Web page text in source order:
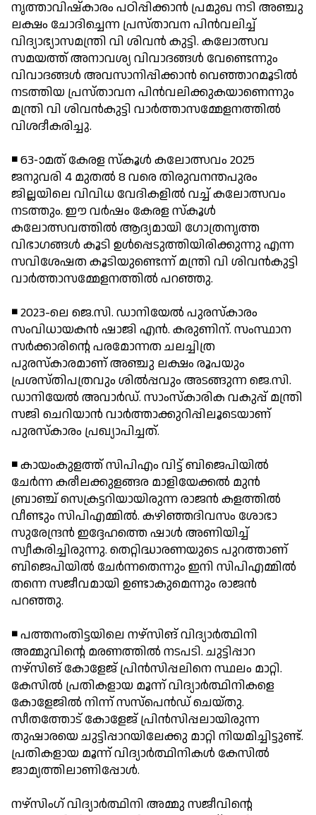
നൃത്താവിഷ്‌കാരം പഠിപ്പിക്കാന്‍ പ്രമുഖ നടി അഞ്ചു
ലക്ഷം ചോദിച്ചെന്ന പ്രസ്താവന പിന്‍വലിച്ച്
വിദ്യാഭ്യാസമന്ത്രി വി ശിവന്‍ കുട്ടി. കലോത്സവ
സമയത്ത് അനാവശ്യ വിവാദങ്ങള്‍ വേണ്ടെന്നും
വിവാദങ്ങള്‍ അവസാനിപ്പിക്കാന്‍ വെഞ്ഞാറമൂടില്‍
നടത്തിയ പ്രസ്താവന പിന്‍വലിക്കുകയാണെന്നും
മന്ത്രി വി ശിവന്‍കുട്ടി വാര്‍ത്താസമ്മേളനത്തില്‍
വിശദീകരിച്ചു.
◾ 63-ാമത് കേരള സ്‌കൂള്‍ കലോത്സവം 2025
ജനുവരി 4 മുതല്‍ 8 വരെ തിരുവനന്തപുരം
ജില്ലയിലെ വിവിധ വേദികളില്‍ വച്ച് കലോത്സവം
നടത്തും. ഈ വര്‍ഷം കേരള സ്‌കൂള്‍
കലോത്സവത്തില്‍ ആദ്യമായി ഗോത്രനൃത്ത
വിഭാഗങ്ങള്‍ കൂടി ഉള്‍പ്പെടുത്തിയിരിക്കുന്നു എന്ന
സവിശേഷത കൂടിയുണ്ടെന്ന് മന്ത്രി വി ശിവന്‍കുട്ടി
വാര്‍ത്താസമ്മേളനത്തില്‍ പറഞ്ഞു.
◾ 2023-ലെ ജെ.സി. ഡാനിയേല്‍ പുരസ്‌കാരം
സംവിധായകന്‍ ഷാജി എന്‍. കരുണിന്. സംസ്ഥാന
സര്‍ക്കാരിന്റെ പരമോന്നത ചലച്ചിത്ര
പുരസ്‌കാരമാണ് അഞ്ചു ലക്ഷം രൂപയും
പ്രശസ്തിപത്രവും ശില്‍പ്പവും അടങ്ങുന്ന ജെ.സി.
ഡാനിയേല്‍ അവാര്‍ഡ്. സാംസ്‌കാരിക വകുപ്പ് മന്ത്രി
സജി ചെറിയാന്‍ വാര്‍ത്താക്കുറിപ്പിലൂടെയാണ്
പുരസ്‌കാരം പ്രഖ്യാപിച്ചത്.
◾ കായംകുളത്ത് സിപിഎം വിട്ട് ബിജെപിയില്‍
ചേര്‍ന്ന കരീലക്കുളങ്ങര മാളിയേക്കല്‍ മുന്‍
ബ്രാഞ്ച് സെക്രട്ടറിയായിരുന്ന രാജന്‍ കളത്തില്‍
വീണ്ടും സിപിഎമ്മില്‍. കഴിഞ്ഞദിവസം ശോഭാ
സുരേന്ദ്രന്‍ ഇദ്ദേഹത്തെ ഷാള്‍ അണിയിച്ച്
സ്വീകരിച്ചിരുന്നു. തെറ്റിദ്ധാരണയുടെ പുറത്താണ്
ബിജെപിയില്‍ ചേര്‍ന്നതെന്നും ഇനി സിപിഎമ്മില്‍
തന്നെ സജീവമായി ഉണ്ടാകുമെന്നും രാജന്‍
പറഞ്ഞു.
◾ പത്തനംതിട്ടയിലെ നഴ്സിങ് വിദ്യാര്‍ത്ഥിനി
അമ്മുവിന്റെ മരണത്തില്‍ നടപടി. ചുട്ടിപ്പാറ
നഴ്സിങ് കോളേജ് പ്രിന്‍സിപ്പലിനെ സ്ഥലം മാറ്റി.
കേസില്‍ പ്രതികളായ മൂന്ന് വിദ്യാര്‍ത്ഥിനികളെ
കോളേജില്‍ നിന്ന് സസ്പെന്‍ഡ് ചെയ്തു.
സീതത്തോട് കോളേജ് പ്രിന്‍സിപ്പലായിരുന്ന
തുഷാരയെ ചുട്ടിപ്പാറയിലേക്കു മാറ്റി നിയമിച്ചിട്ടുണ്ട്.
പ്രതികളായ മൂന്ന് വിദ്യാര്‍ത്ഥിനികള്‍ കേസില്‍
ജാമ്യത്തിലാണിപ്പോള്‍.
നഴ്സിംഗ് വിദ്യാര്‍ത്ഥിനി അമ്മു സജീവിന്റെ